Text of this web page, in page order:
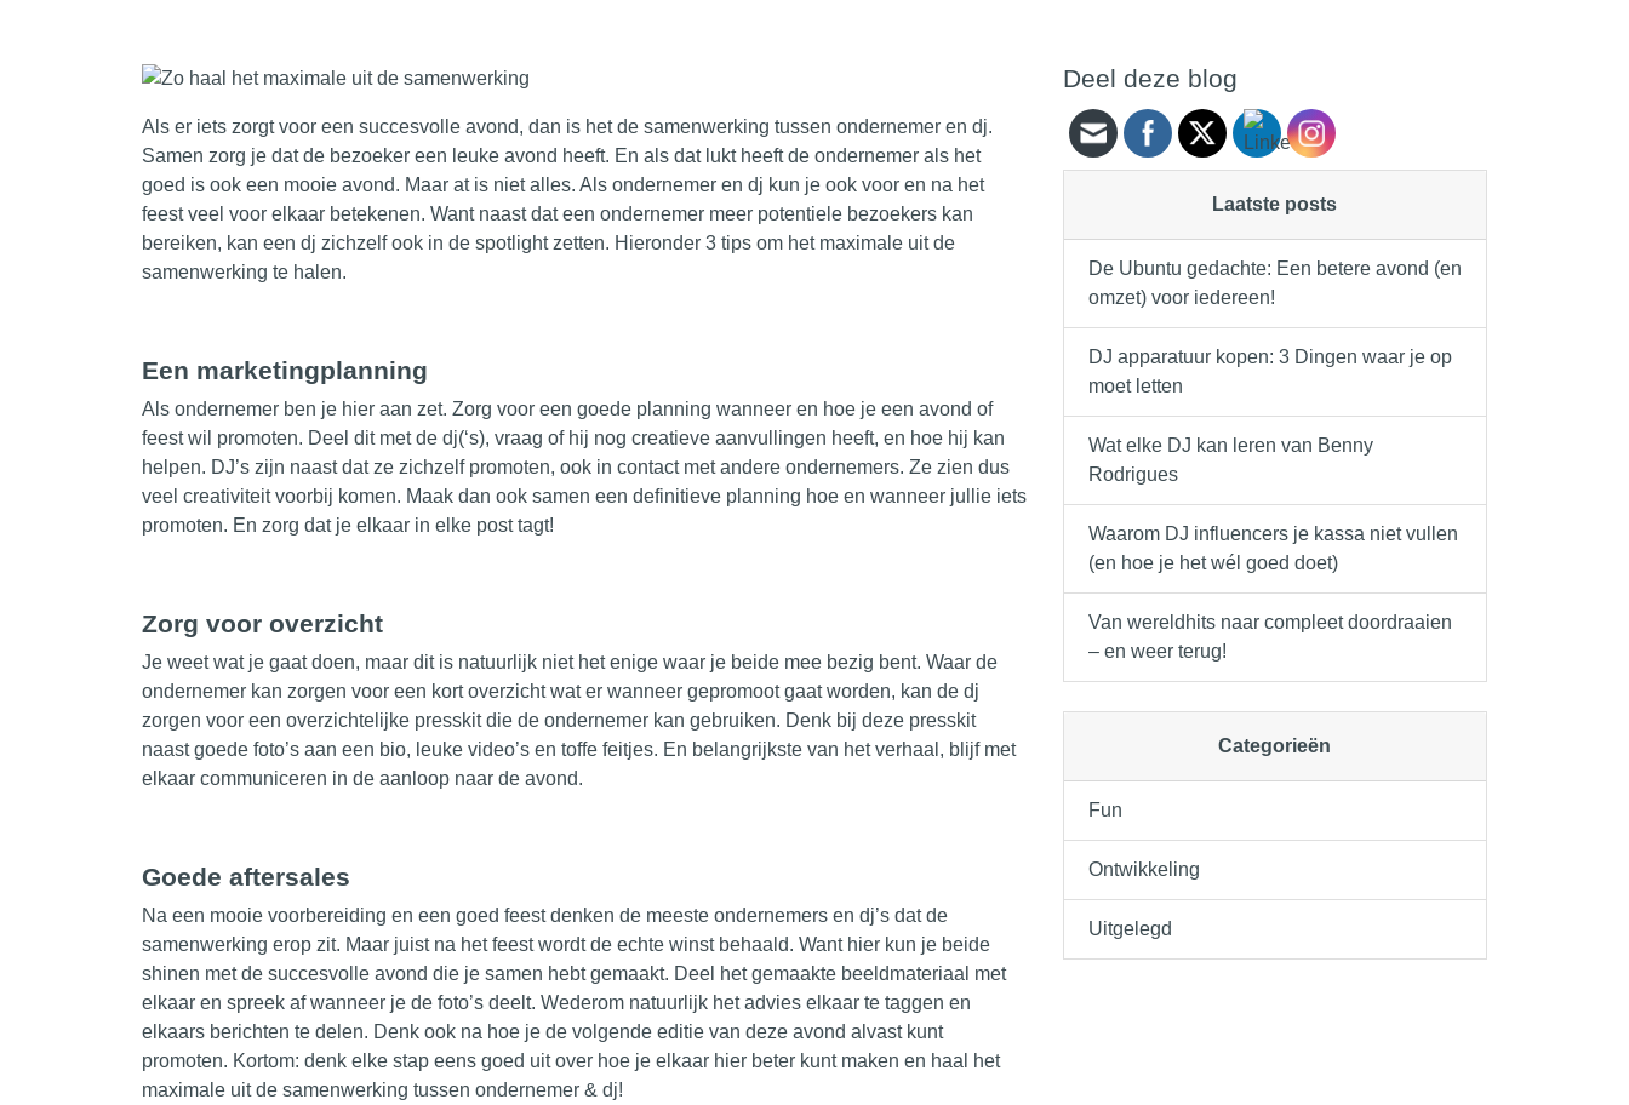
Als er iets zorgt voor een succesvolle avond, dan is het de samenwerking tussen ondernemer en dj.
Samen zorg je dat de bezoeker een leuke avond heeft. En als dat lukt heeft de ondernemer als het
goed is ook een mooie avond. Maar at is niet alles. Als ondernemer en dj kun je ook voor en na het
feest veel voor elkaar betekenen. Want naast dat een ondernemer meer potentiele bezoekers kan
bereiken, kan een dj zichzelf ook in de spotlight zetten. Hieronder 3 tips om het maximale uit de
samenwerking te halen.
Een marketingplanning
Als ondernemer ben je hier aan zet. Zorg voor een goede planning wanneer en hoe je een avond of
feest wil promoten. Deel dit met de dj(‘s), vraag of hij nog creatieve aanvullingen heeft, en hoe hij kan
helpen. DJ’s zijn naast dat ze zichzelf promoten, ook in contact met andere ondernemers. Ze zien dus
veel creativiteit voorbij komen. Maak dan ook samen een definitieve planning hoe en wanneer jullie iets
promoten. En zorg dat je elkaar in elke post tagt!
Zorg voor overzicht
Je weet wat je gaat doen, maar dit is natuurlijk niet het enige waar je beide mee bezig bent. Waar de
ondernemer kan zorgen voor een kort overzicht wat er wanneer gepromoot gaat worden, kan de dj
zorgen voor een overzichtelijke presskitdie de ondernemer kan gebruiken. Denk bij deze presskit
naast goede foto’s aan een bio, leuke video’s en toffe feitjes. En belangrijkste van het verhaal, blijf met
elkaar communiceren in de aanloop naar de avond.
Goede aftersales
Na een mooie voorbereiding en een goed feest denken de meeste ondernemers en dj’s dat de
samenwerking erop zit. Maar juist na het feest wordt de echte winst behaald. Want hier kun je beide
shinen met de succesvolle avond die je samen hebt gemaakt. Deel het gemaakte beeldmateriaal met
elkaar en spreek af wanneer je de foto’s deelt. Wederom natuurlijk het advies elkaar te taggen en
elkaars berichten te delen. Denk ook na hoe je de volgende editie van deze avond alvast kunt
promoten. Kortom: denk elke stap eens goed uit over hoe je elkaar hier beter kunt maken en haal het
maximale uit de samenwerking tussen ondernemer & dj!
Deel deze blog
Laatste posts
De Ubuntu gedachte: Een betere avond (en
omzet) voor iedereen!
DJ apparatuur kopen: 3 Dingen waar je op
moet letten
Wat elke DJ kan leren van Benny
Rodrigues
Waarom DJ influencers je kassa niet vullen
(en hoe je het wél goed doet)
Van wereldhits naar compleet doordraaien
– en weer terug!
Categorieën
Fun
Ontwikkeling
Uitgelegd